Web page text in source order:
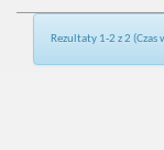
Rezultaty 1-2 z 2